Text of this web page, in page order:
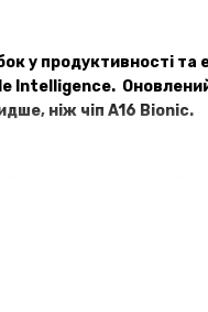
у продуктивності
Intelligence.
ніж чіп A16 Bionic.